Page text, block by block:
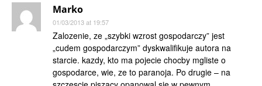
Marko
01/03/2013 at 19:57
Zalozenie, ze „szybki wzrost gospodarczy” jest
„cudem gospodarczym” dyskwalifikuje autora na
starcie. kazdy, kto ma pojecie chocby mgliste o
gospodarce, wie, ze to paranoja. Po drugie – na